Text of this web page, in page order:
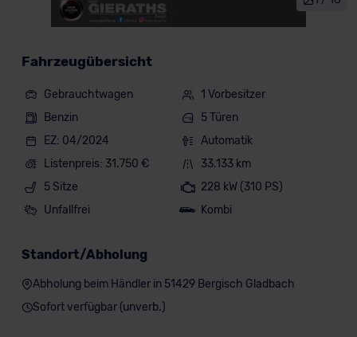
Fahrzeugübersicht
Gebrauchtwagen
1 Vorbesitzer
Benzin
5 Türen
EZ: 04/2024
Automatik
Listenpreis: 31.750 €
33.133 km
5 Sitze
228 kW (310 PS)
Unfallfrei
Kombi
Standort/Abholung
Abholung beim Händler in 51429 Bergisch Gladbach
Sofort verfügbar (unverb.)